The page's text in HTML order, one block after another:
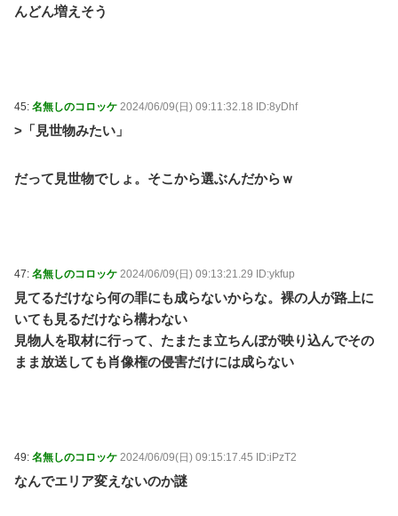
んどん増えそう
45: 名無しのコロッケ 2024/06/09(日) 09:11:32.18 ID:8yDhf
>「見世物みたい」
だって見世物でしょ。そこから選ぶんだからｗ
47: 名無しのコロッケ 2024/06/09(日) 09:13:21.29 ID:ykfup
見てるだけなら何の罪にも成らないからな。裸の人が路上に
いても見るだけなら構わない
見物人を取材に行って、たまたま立ちんぼが映り込んでその
まま放送しても肖像権の侵害だけには成らない
49: 名無しのコロッケ 2024/06/09(日) 09:15:17.45 ID:iPzT2
なんでエリア変えないのか謎